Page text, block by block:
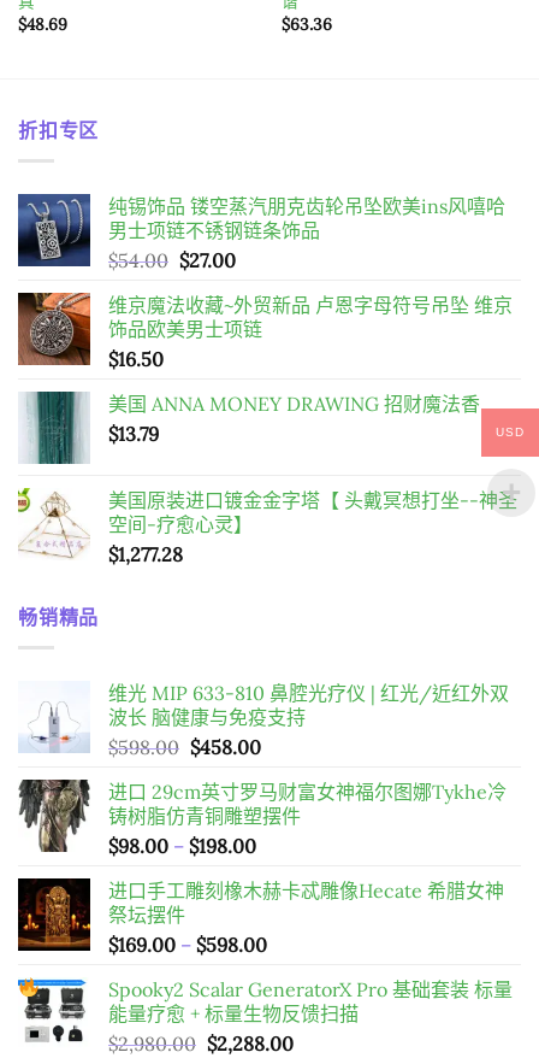
$48.69
$63.36
折扣专区
纯锡饰品 镂空蒸汽朋克齿轮吊坠欧美ins风嘻哈
男士项链不锈钢链条饰品
$54.00 原
價
格：
$27.00目
價
格：
维京魔法收藏~外贸新品 卢恩字母符号吊坠 维京
饰品欧美男士项链
$16.50
美国 ANNA MONEY DRAWING 招财魔法香
$13.79
美国原装进口镀金金字塔【 头戴冥想打坐--神圣
空间-疗愈心灵】
$1,277.28
畅销精品
维光 MIP 633-810 鼻腔光疗仪 | 红光/近红外双
波长 脑健康与免疫支持
$598.00 原
價
格：
$598.00。
$458.00目
價
格：
进口 29cm英寸罗马财富女神福尔图娜Tykhe冷
铸树脂仿青铜雕塑摆件
$98.00 – $198.00價
範
$98.00
$198.00
进口手工雕刻橡木赫卡忒雕像Hecate 希腊女神
祭坛摆件
$169.00 – $598.00價
範
圍：
$169.00
Spooky2 Scalar GeneratorX Pro 基础套装 标量
能量疗愈 + 标量生物反馈扫描
$2,980.00 原
$2,288.00目
USD